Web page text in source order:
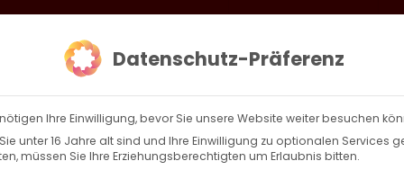
Datenschutz-Präferenz
Ihre Einwilligung, bevor Sie unsere Website weiter besuchen
unter 16 Jahre alt sind und Ihre Einwilligung zu optionalen Services
müssen Sie Ihre Erziehungsberechtigten um Erlaubnis bitten.